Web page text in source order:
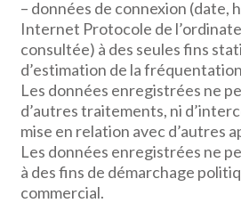
– données de connexion (date,
Internet Protocole de
consultée) à des seules fins
d’estimation de la
Les données enregistrées ne
d’autres traitements, ni
mise en relation avec d’autres
Les données enregistrées ne
à des fins de démarchage
commercial.